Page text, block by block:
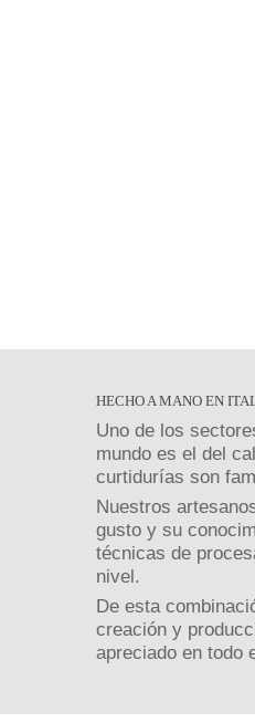
HECHO A MANO EN
Uno de los
mundo es el del
curtidurías son
Nuestros
gusto y su
técnicas de
nivel.
De esta
creación y
apreciado en todo